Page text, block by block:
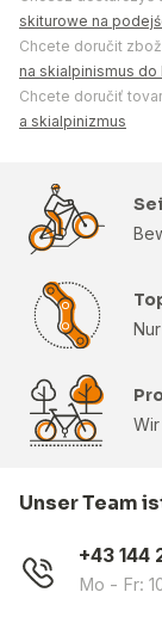
skiturowe na
Chcete doručit
na skialpinismus do
Chcete doručiť
a skialpinizmus
Unser Team
+43 144
Mo - Fr: